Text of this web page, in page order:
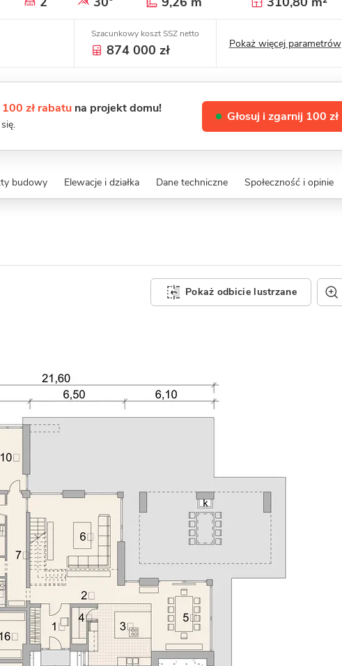
Szacunkowy koszt SSZ netto
874 000 zł Pokaż więcej parametrów
zł rabatu na projekt domu!
Głosuj i zgarnij 100 zł
budowy Elewacje i działka Dane techniczne Społeczność i opinie
Pokaż odbicie lustrzane